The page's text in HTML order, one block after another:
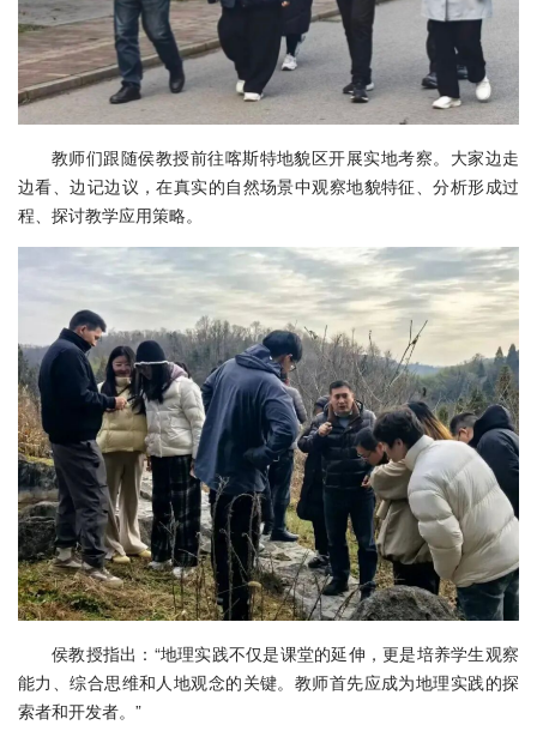
教师们跟随侯教授前往喀斯特地貌区开展实地考察。大家边走
边看、边记边议，在真实的自然场景中观察地貌特征、分析形成过
程、探讨教学应用策略。
侯教授指出：“地理实践不仅是课堂的延伸，更是培养学生观察
能力、综合思维和人地观念的关键。教师首先应成为地理实践的探
索者和开发者。”